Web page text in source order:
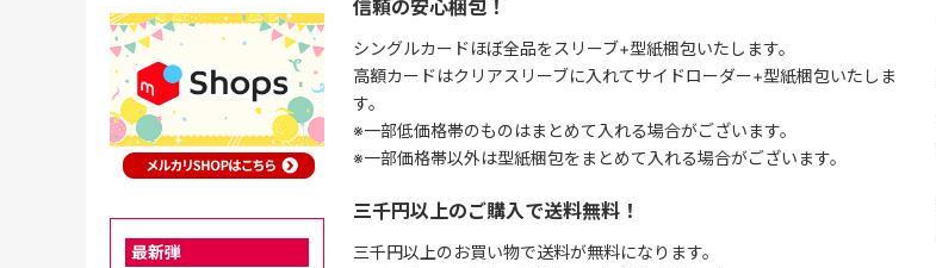
信頼の安心梱包！
シングルカードほぼ全品をスリーブ+型紙梱包いたします。
高額カードはクリアスリーブに入れてサイドローダー+型紙梱包いたしま
す。
※一部低価格帯のものはまとめて入れる場合がございます。
※一部価格帯以外は型紙梱包をまとめて入れる場合がございます。
三千円以上のご購入で送料無料！
三千円以上のお買い物で送料が無料になります。
最新弾